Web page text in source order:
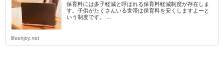
保育料には多子軽減と呼ばれる保育料軽減制度が存在しま
す。子供がたくさんいる世帯は保育料を安くしますよーと
いう制度です。 ...
lifeenjoy.net